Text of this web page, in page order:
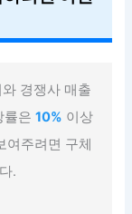
경쟁사 매출
률은10% 이상
여주려면 구체
.